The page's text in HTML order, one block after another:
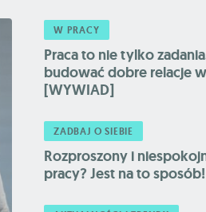
W PRACY
Praca to nie tylko
budować dobre relacje
[WYWIAD]
ZADBAJ O SIEBIE
Rozproszony i
pracy? Jest na to sposób!